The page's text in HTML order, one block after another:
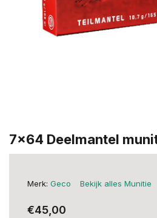
7x64 Deelmantel
Merk: Geco Bekijk alles Munitie
€45,00